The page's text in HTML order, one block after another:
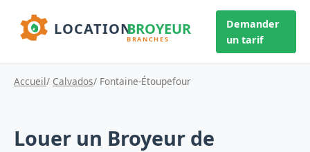
Demander
un tarif
Accueil/ Calvados/ Fontaine-Étoupefour
Louer un Broyeur de